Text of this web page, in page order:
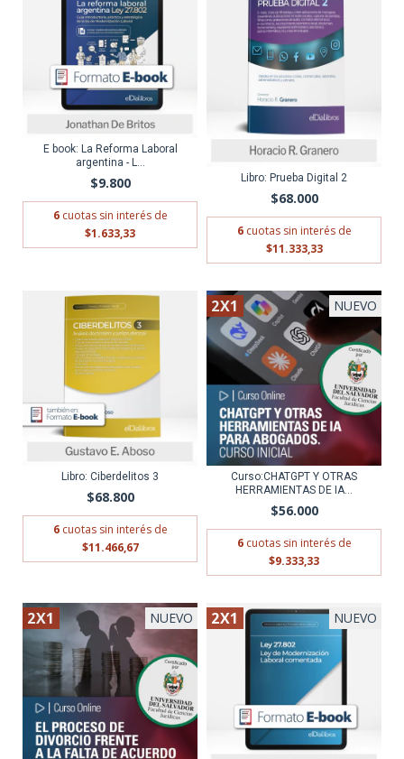
E book: La Reforma Laboral
argentina - L...
$9.800
6 cuotas sin interés de
$1.633,33
Libro: Prueba Digital 2
$68.000
6 cuotas sin interés de
$11.333,33
Libro: Ciberdelitos 3
$68.800
6 cuotas sin interés de
$11.466,67
2X1 NUEVO
Curso:CHATGPT Y OTRAS
HERRAMIENTAS DE IA...
$56.000
6 cuotas sin interés de
$9.333,33
2X1 NUEVO 2X1 NUEVO